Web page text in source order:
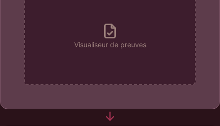
Visualiseur de preuves